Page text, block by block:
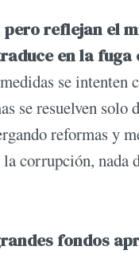
reflejan el
en la
se intenten
se resuelven
reformas y
corrupción, nada
fondos